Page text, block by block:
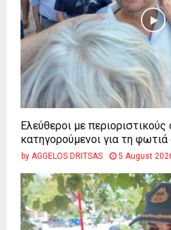
Ελεύθεροι με περιοριστικούς
κατηγορούμενοι για τη φωτιά
by AGGELOS DRITSAS 5 August